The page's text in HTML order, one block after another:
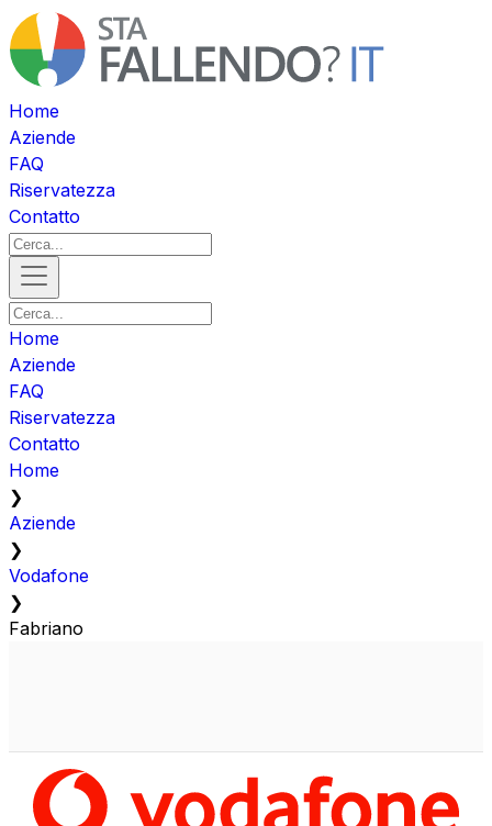
Home
Aziende
FAQ
Riservatezza
Contatto
Home
Aziende
FAQ
Riservatezza
Contatto
Home
❯
Aziende
❯
Vodafone
❯
Fabriano